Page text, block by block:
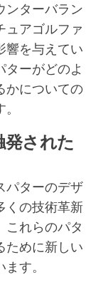
ンターバラン
ュアゴルファ
響を与えてい
ターがどのよ
かについての
された
パターのデザ
くの技術革新
これらのパタ
ために新しい
す。